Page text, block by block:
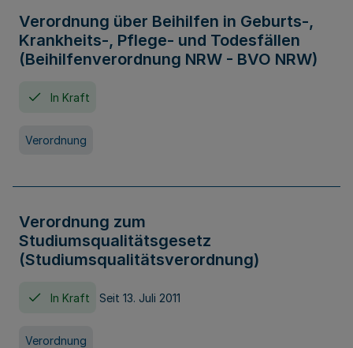
Verordnung über Beihilfen in Geburts-,
Krankheits-, Pflege- und Todesfällen
(Beihilfenverordnung NRW - BVO NRW)
In Kraft
Verordnung
Verordnung zum
Studiumsqualitätsgesetz
(Studiumsqualitätsverordnung)
In Kraft Seit 13. Juli 2011
Verordnung